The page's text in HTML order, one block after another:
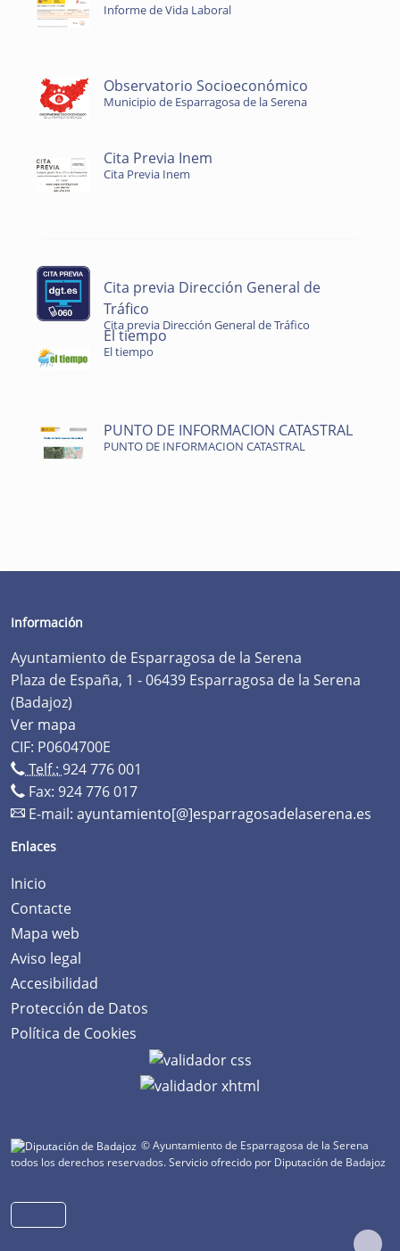
Informe de Vida Laboral
Observatorio Socioeconómico
Municipio de Esparragosa de la Serena
Cita Previa Inem
Cita Previa Inem
Cita previa Dirección General de
Tráfico
Cita previa Dirección General de Tráfico
El tiempo
El tiempo
PUNTO DE INFORMACION CATASTRAL
PUNTO DE INFORMACION CATASTRAL
Información
Ayuntamiento de Esparragosa de la Serena
Plaza de España, 1 - 06439 Esparragosa de la Serena
(Badajoz)
Ver mapa
CIF: P0604700E
Telf.: 924 776 001
Fax: 924 776 017
E-mail: ayuntamiento[@]esparragosadelaserena.es
Enlaces
Inicio
Contacte
Mapa web
Aviso legal
Accesibilidad
Protección de Datos
Política de Cookies
© Ayuntamiento de Esparragosa de la Serena
todos los derechos reservados.Servicio ofrecido por Diputación de Badajoz